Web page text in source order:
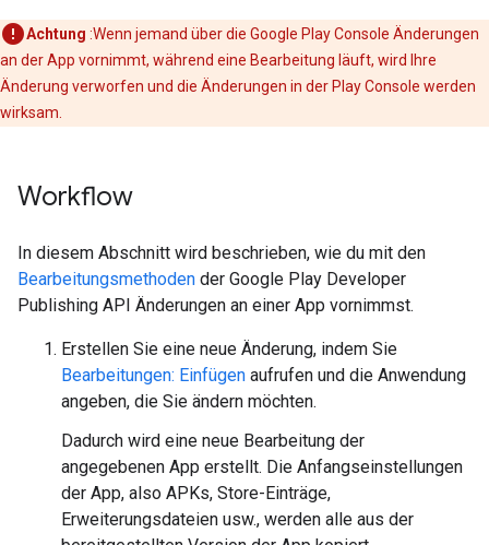
Achtung :Wenn jemand über die Google Play Console Änderungen
an der App vornimmt, während eine Bearbeitung läuft, wird Ihre
Änderung verworfen und die Änderungen in der Play Console werden
wirksam.
Workflow
In diesem Abschnitt wird beschrieben, wie du mit den
Bearbeitungsmethoden der Google Play Developer
Publishing API Änderungen an einer App vornimmst.
Erstellen Sie eine neue Änderung, indem Sie
Bearbeitungen: Einfügen aufrufen und die Anwendung
angeben, die Sie ändern möchten.
Dadurch wird eine neue Bearbeitung der
angegebenen App erstellt. Die Anfangseinstellungen
der App, also APKs, Store-Einträge,
Erweiterungsdateien usw., werden alle aus der